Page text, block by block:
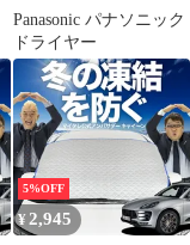
Panasonic パナソニック
ドライヤー
5%OFF
¥2,945